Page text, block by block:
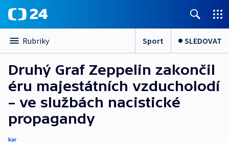
Rubriky Sport SLEDOVAT
Druhý Graf Zeppelin zakončil
éru majestátních vzducholodí
– ve službách nacistické
propagandy
kar